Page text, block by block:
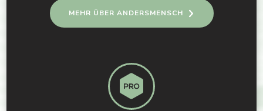
MEHR ÜBER ANDERSMENSCH